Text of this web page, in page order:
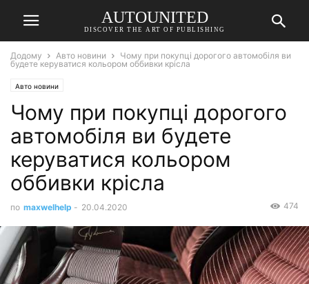
AUTOUNITED
DISCOVER THE ART OF PUBLISHING
Додому Авто новини
Чому при покупці дорогого автомобіля ви
будете керуватися кольором оббивки крісла
Авто новини
Чому при покупці дорогого
автомобіля ви будете
керуватися кольором
оббивки крісла
по maxwelhelp - 20.04.2020 474